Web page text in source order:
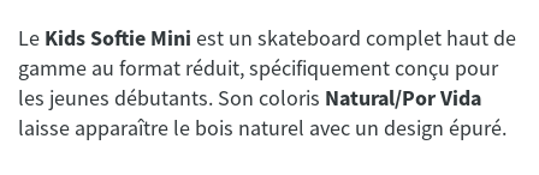
Le Kids Softie Mini est un skateboard complet haut de
gamme au format réduit, spécifiquement conçu pour
les jeunes débutants. Son coloris Natural/Por Vida
laisse apparaître le bois naturel avec un design épuré.